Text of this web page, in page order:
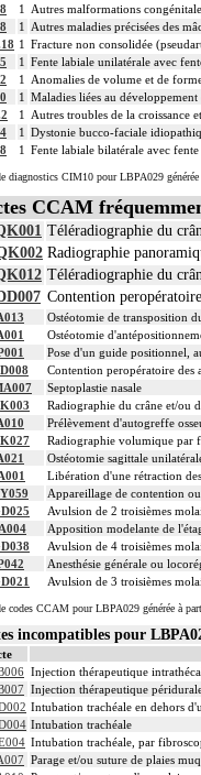
1
Autres malformations
1
Autres maladies précisées des
1 Fracture non consolidée
1 Fente labiale unilatérale avec
1
Anomalies de volume et de
1 Maladies liées au développement
1
Autres troubles de la croissance
1 Dystonie bucco-faciale
1 Fente labiale bilatérale avec
diagnostics CIM10 pour LBPA029
CCAM
Téléradiographie du
Radiographie
Téléradiographie du
Contention
Ostéotomie de transposition
Ostéotomie
Pose d'un guide positionnel,
Contention peropératoire des
Septoplastie nasale
Radiographie du crâne et/ou
Prélèvement d'autogreffe
Radiographie volumique par
Ostéotomie sagittale
Libération d'une rétraction
Appareillage de contention
Avulsion de 2 troisièmes
Apposition modelante de
Avulsion de 4 troisièmes
Anesthésie générale ou
Avulsion de 3 troisièmes
codes CCAM pour LBPA029 générée à
incompatibles pour
Injection thérapeutique
Injection thérapeutique
Intubation trachéale en dehors
Intubation trachéale
Intubation trachéale, par
Parage et/ou suture de plaies